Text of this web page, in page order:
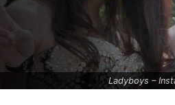
Ladyboys –